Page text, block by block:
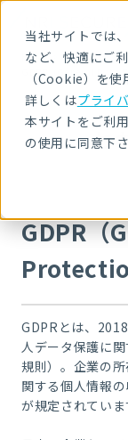
当社サイトでは
など、快適にご
（Cookie）を使
詳しくはプライ
本サイトをご利
の使用に同意下さ
HOME
セキュリティ
GDPR（General Data
セ
GDPR（
GDPRとは、
人データ保護に
規則）。企業の
関する個人情報
が規定されていま